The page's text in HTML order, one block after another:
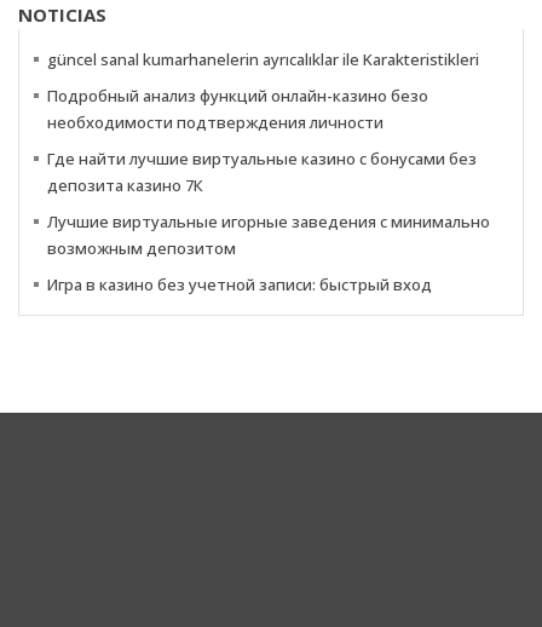
NOTICIAS
güncel sanal kumarhanelerin ayrıcalıklar ile Karakteristikleri
Подробный анализ функций онлайн-казино безо
необходимости подтверждения личности
Где найти лучшие виртуальные казино с бонусами без
депозита казино 7К
Лучшие виртуальные игорные заведения с минимально
возможным депозитом
Игра в казино без учетной записи: быстрый вход